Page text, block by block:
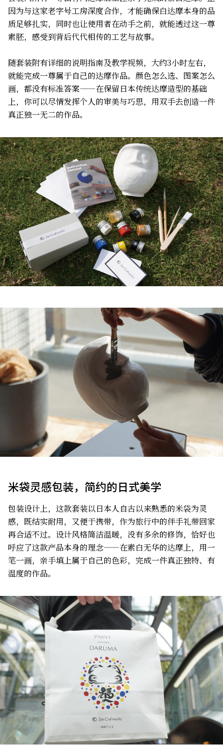
因为与这家老字号工房深度合作，才能确保白达摩本身的品
质足够扎实，同时也让使用者在动手之前，就能透过这一尊
素胚，感受到背后代代相传的工艺与故事。
随套装附有详细的说明指南及教学视频，大约3小时左右，
就能完成一尊属于自己的达摩作品。颜色怎么选、图案怎么
画，都没有标准答案——在保留日本传统达摩造型的基础
上，你可以尽情发挥个人的审美与巧思，用双手去创造一件
真正独一无二的作品。
米袋灵感包装，简约的日式美学
包装设计上，这款套装以日本人自古以来熟悉的米袋为灵
感，既结实耐用，又便于携带，作为旅行中的伴手礼带回家
再合适不过。设计风格简洁温暖，没有多余的修饰，恰好也
呼应了这款产品本身的理念——在素白无华的达摩上，用一
笔一画，亲手填上属于自己的色彩，完成一件真正独特、有
温度的作品。